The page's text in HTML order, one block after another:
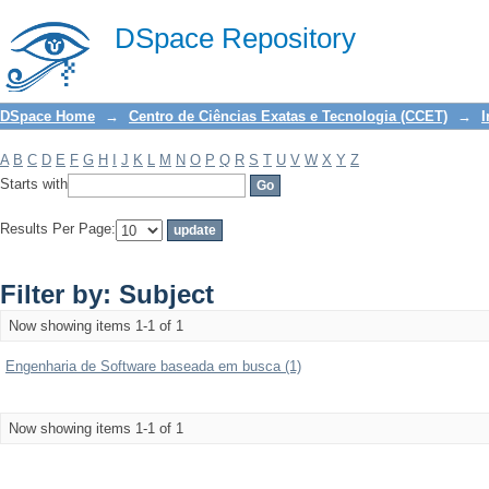
DSpace Repository
Filter by: Subject
DSpace Home → Centro de Ciências Exatas e Tecnologia (CCET) →
A B C D E F G H J K L M N O P Q R S T U V W X Y Z
Starts with
Results Per Page:
Filter by: Subject
Now showing items 1-1 of 1
Engenharia de Software baseada em busca (1)
Now showing items 1-1 of 1